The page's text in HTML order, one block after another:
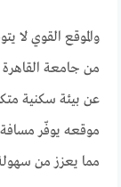
والموقع القوي لا
من جامعة القاهرة
عن بيئة سكنية
موقعه يوفّر
مما يعزز من